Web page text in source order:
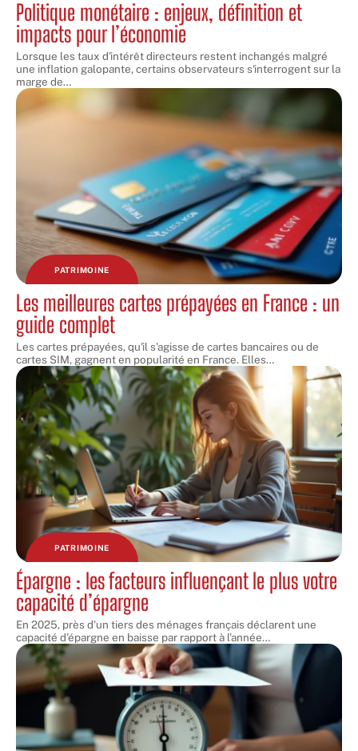
Politique monétaire : enjeux, définition et
impacts pour l’économie
Lorsque les taux d'intérêt directeurs restent inchangés malgré
une inflation galopante, certains observateurs s'interrogent sur la
marge de…
PATRIMOINE
Les meilleures cartes prépayées en France : un
guide complet
Les cartes prépayées, qu'il s'agisse de cartes bancaires ou de
cartes SIM, gagnent en popularité en France. Elles…
PATRIMOINE
Épargne : les facteurs influençant le plus votre
capacité d’épargne
En 2025, près d'un tiers des ménages français déclarent une
capacité d'épargne en baisse par rapport à l'année…